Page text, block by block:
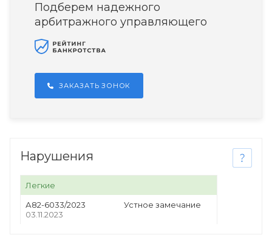
Подберем надежного
арбитражного управляющего
ЗАКАЗАТЬ ЗОНОК
Нарушения
Легкие
А82-6033/2023
03.11.2023
Устное замечание